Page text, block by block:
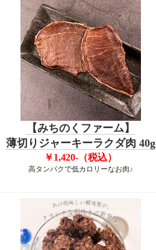
【みちのくファーム】
薄切りジャーキーラクダ肉 40g
￥1,420-（税込）
高タンパクで低カロリーなお肉♪